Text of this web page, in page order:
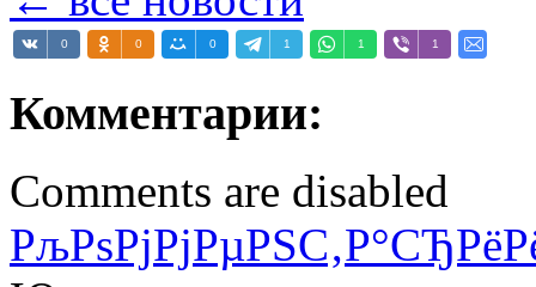
0 0 0 1 1 1
Комментарии:
Comments are disabled